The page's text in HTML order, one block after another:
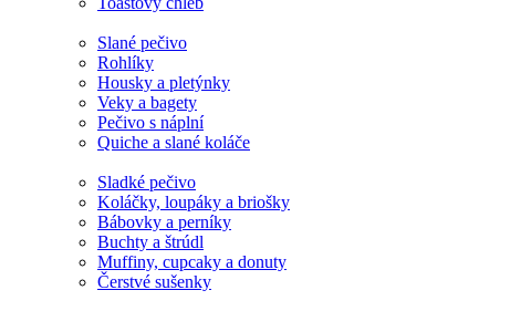
Slané pečivo
Rohlíky
Housky a pletýnky
Veky a bagety
Pečivo s náplní
Quiche a slané koláče
Sladké pečivo
Koláčky, loupáky a briošky
Bábovky a perníky
Buchty a štrúdl
Muffiny, cupcaky a donuty
Čerstvé sušenky